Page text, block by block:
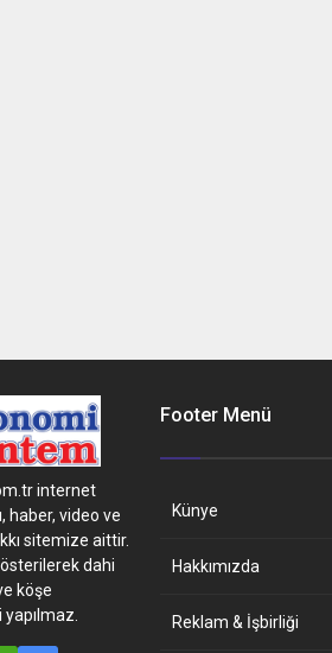
internet
haber, video ve
sitemize aittir.
dahi
köşe
Footer Menü
Künye
Hakkımızda
Reklam & İşbirliği